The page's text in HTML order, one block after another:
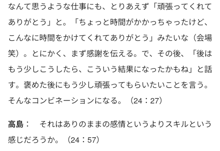
なんて思うような仕事にも、とりあえず「頑張ってくれて
ありがとう」と。「ちょっと時間がかかっちゃったけど、
こんなに時間をかけてくれてありがとう」みたいな（会場
笑）。とにかく、まず感謝を伝える。で、その後、「後は
もう少しこうしたら、こういう結果になったかもね」と話
す。褒めた後にもう少し頑張ってもらいたいことを言う。
そんなコンビネーションになる。（24：27）
高島 ： それはありのままの感情というよりスキルという
感じだろうか。（24：57）